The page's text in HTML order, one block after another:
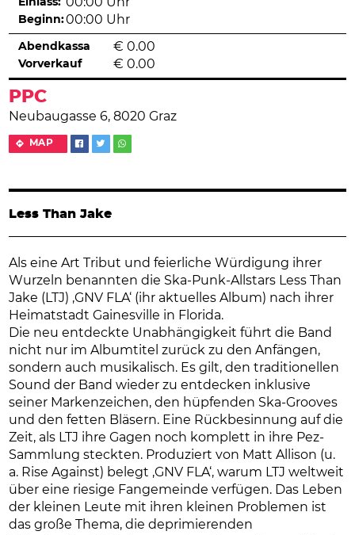
PPC
Neubaugasse 6, 8020 Graz
MAP
Beginn:00:00 Uhr
Abendkassa € 0.00
Vorverkauf € 0.00
Less Than Jake
Als eine Art Tribut und feierliche Würdigung ihrer
Wurzeln benannten die Ska-Punk-Allstars Less Than
Jake (LTJ) ‚GNV FLA‘ (ihr aktuelles Album) nach ihrer
Heimatstadt Gainesville in Florida.
Die neu entdeckte Unabhängigkeit führt die Band
nicht nur im Albumtitel zurück zu den Anfängen,
sondern auch musikalisch. Es gilt, den traditionellen
Sound der Band wieder zu entdecken inklusive
seiner Markenzeichen, den hüpfenden Ska-Grooves
und den fetten Bläsern. Eine Rückbesinnung auf die
Zeit, als LTJ ihre Gagen noch komplett in ihre Pez-
Sammlung steckten. Produziert von Matt Allison (u.
a. Rise Against) belegt ‚GNV FLA‘, warum LTJ weltweit
über eine riesige Fangemeinde verfügen. Das Leben
der kleinen Leute mit ihren kleinen Problemen ist
das große Thema, die deprimierenden